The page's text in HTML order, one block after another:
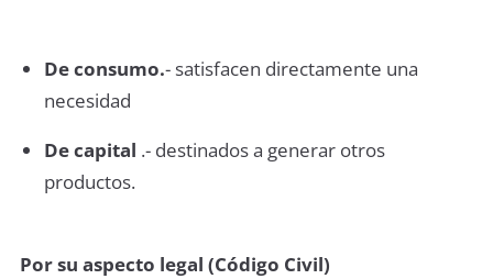
De consumo.- satisfacen directamente una
necesidad
De capital .- destinados a generar otros
productos.
Por su aspecto legal (Código Civil)